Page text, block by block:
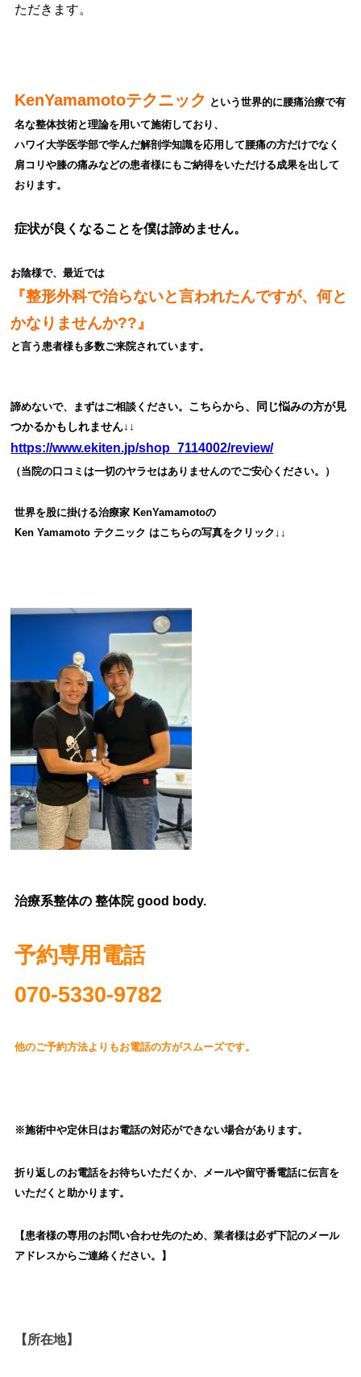
ただきます。
KenYamamotoテクニック という世界的に腰痛治療で有
名な整体技術と理論を用いて施術しており、
ハワイ大学医学部で学んだ解剖学知識を応用して腰痛の方だけでなく
肩コリや膝の痛みなどの患者様にもご納得をいただける成果を出して
おります。
症状が良くなることを僕は諦めません。
お陰様で、最近では
『整形外科で治らないと言われたんですが、何と
かなりませんか??』
と言う患者様も多数ご来院されています。
諦めないで、まずはご相談ください。 こちらから、同じ悩みの方が見
つかるかもしれません↓↓
https://www.ekiten.jp/shop_7114002/review/
（当院の口コミは一切のヤラセはありませんのでご安心ください。）
世界を股に掛ける治療家 KenYamamotoの
Ken Yamamoto テクニック はこちらの写真をクリック↓↓
治療系整体の 整体院 good body.
予約専用電話
070‐5330-9782
他のご予約方法よりもお電話の方がスムーズです。
※施術中や定休日はお電話の対応ができない場合があります。
折り返しのお電話をお待ちいただくか、 メールや留守番電話に伝言を
いただくと助かります。
【患者様の専用のお問い合わせ先のため、業者様は必ず下記のメール
アドレスからご連絡ください。】
【所在地】